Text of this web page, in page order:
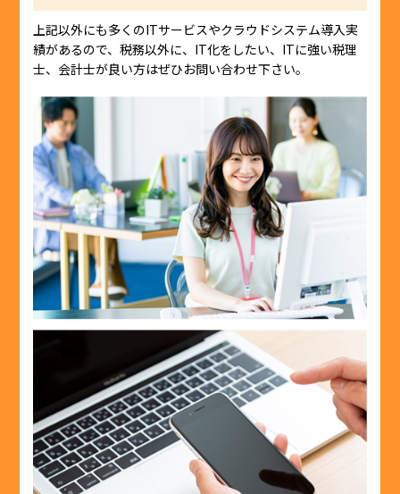
上記以外にも多くのITサービスやクラウドシステム導入実
績があるので、税務以外に、IT化をしたい、ITに強い税理
士、会計士が良い方はぜひお問い合わせ下さい。